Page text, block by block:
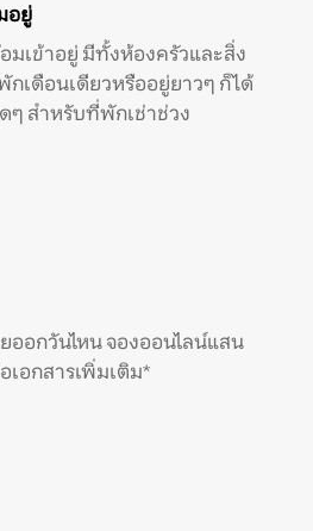
อยู่
มเข้าอยู่ มีทั้งห้องครัวและสิ่ง
เดือนเดียวหรืออยู่ยาวๆ ก็ได้
ๆ สำหรับที่พักเช่าช่วง
ออกวันไหน จองออนไลน์แสน
อกสารเพิ่มเติม*